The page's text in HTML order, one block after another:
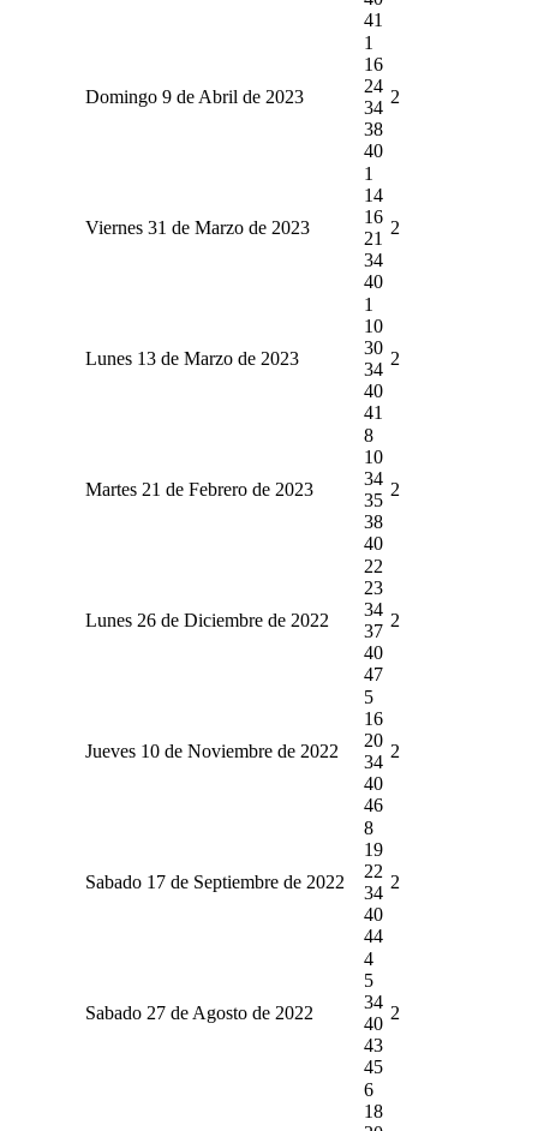
41
Domingo 9 de Abril de 2023
1
16
24
34
38
40
2
Viernes 31 de Marzo de 2023
1
14
16
21
34
40
2
Lunes 13 de Marzo de 2023
1
10
30
34
40
41
2
Martes 21 de Febrero de 2023
8
10
34
35
38
40
2
Lunes 26 de Diciembre de 2022
22
23
34
37
40
47
2
Jueves 10 de Noviembre de 2022
5
16
20
34
40
46
2
Sabado 17 de Septiembre de 2022
8
19
22
34
40
44
2
Sabado 27 de Agosto de 2022
4
5
34
40
43
45
2
6
18